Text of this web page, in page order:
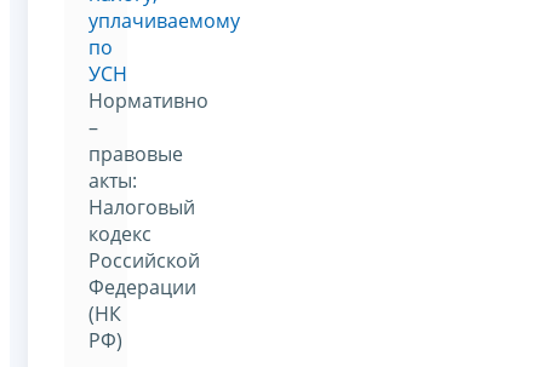
уплачиваемому
по
УСН
Нормативно
–
правовые
акты:
Налоговый
кодекс
Российской
Федерации
(НК
РФ)